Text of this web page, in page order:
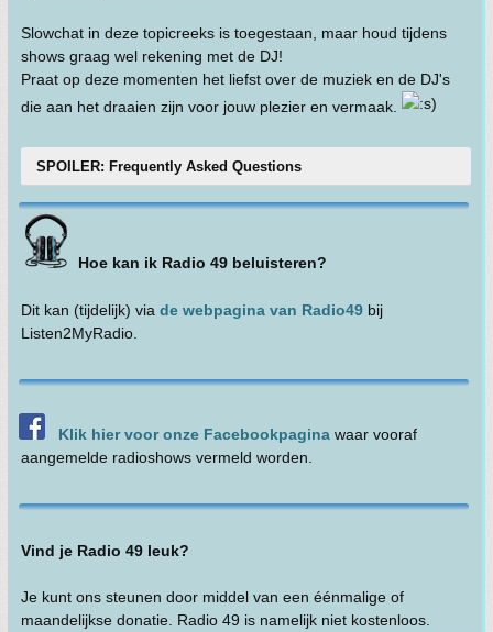
Slowchat in deze topicreeks is toegestaan, maar houd tijdens
shows graag wel rekening met de DJ!
Praat op deze momenten het liefst over de muziek en de DJ's
die aan het draaien zijn voor jouw plezier en vermaak.
SPOILER: Frequently Asked Questions
Hoe kan ik Radio 49 beluisteren?
Dit kan (tijdelijk) via de webpagina van Radio49 bij
Listen2MyRadio.
Klik hier voor onze Facebookpagina waar vooraf
aangemelde radioshows vermeld worden.
Vind je Radio 49 leuk?
Je kunt ons steunen door middel van een éénmalige of
maandelijkse donatie. Radio 49 is namelijk niet kostenloos.